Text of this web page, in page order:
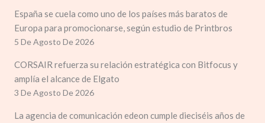
España se cuela como uno de los países más baratos de
Europa para promocionarse, según estudio de Printbros
5 De Agosto De 2026
CORSAIR refuerza su relación estratégica con Bitfocus y
amplía el alcance de Elgato
3 De Agosto De 2026
La agencia de comunicación edeon cumple dieciséis años de